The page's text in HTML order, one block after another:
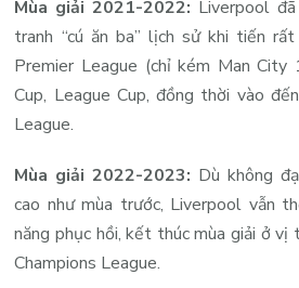
Mùa giải 2021-2022: Liverpool
tranh “cú ăn ba” lịch sử khi tiến
Premier League (chỉ kém Man
Cup, League Cup, đồng thời vào
League.
Mùa giải 2022-2023: Dù không
cao như mùa trước, Liverpool vẫn
năng phục hồi, kết thúc mùa giải ở
Champions League.